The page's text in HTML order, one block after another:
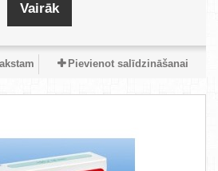
Vairāk
Pievienot salīdzināšanai